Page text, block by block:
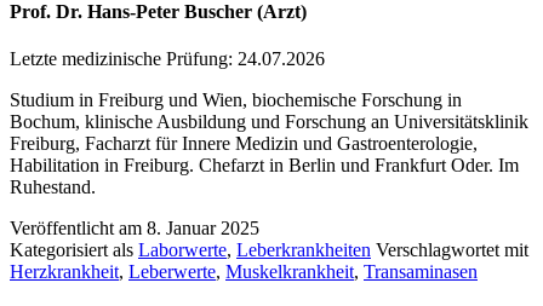
Prof. Dr. Hans-Peter Buscher (Arzt)
Letzte medizinische Prüfung: 24.07.2026
Studium in Freiburg und Wien, biochemische Forschung in
Bochum, klinische Ausbildung und Forschung an Universitätsklinik
Freiburg, Facharzt für Innere Medizin und Gastroenterologie,
Habilitation in Freiburg. Chefarzt in Berlin und Frankfurt Oder. Im
Ruhestand.
Veröffentlicht am 8. Januar 2025
Kategorisiert als Laborwerte, Leberkrankheiten Verschlagwortet mit
Herzkrankheit, Leberwerte, Muskelkrankheit, Transaminasen